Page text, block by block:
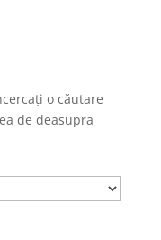
o căutare
de deasupra